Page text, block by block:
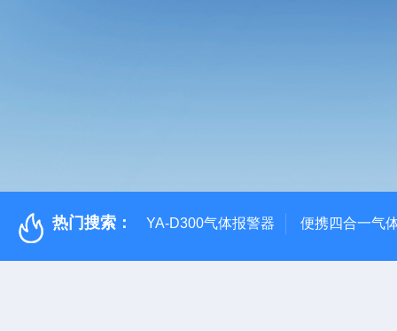
热门搜索： YA-D300气体报警器 便携四合一气